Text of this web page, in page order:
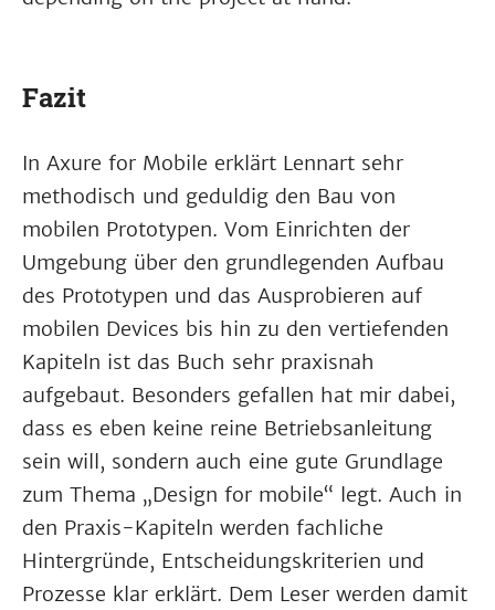
Fazit
In Axure for Mobile erklärt Lennart sehr
methodisch und geduldig den Bau von
mobilen Prototypen. Vom Einrichten der
Umgebung über den grundlegenden Aufbau
des Prototypen und das Ausprobieren auf
mobilen Devices bis hin zu den vertiefenden
Kapiteln ist das Buch sehr praxisnah
aufgebaut. Besonders gefallen hat mir dabei,
dass es eben keine reine Betriebsanleitung
sein will, sondern auch eine gute Grundlage
zum Thema „Design for mobile“ legt. Auch in
den Praxis-Kapiteln werden fachliche
Hintergründe, Entscheidungskriterien und
Prozesse klar erklärt. Dem Leser werden damit